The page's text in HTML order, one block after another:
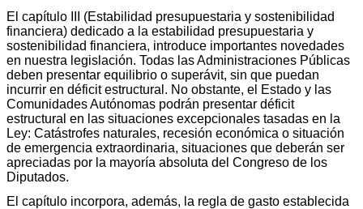
El capítulo III (Estabilidad presupuestaria y sostenibilidad
financiera) dedicado a la estabilidad presupuestaria y
sostenibilidad financiera, introduce importantes novedades
en nuestra legislación. Todas las Administraciones Públicas
deben presentar equilibrio o superávit, sin que puedan
incurrir en déficit estructural. No obstante, el Estado y las
Comunidades Autónomas podrán presentar déficit
estructural en las situaciones excepcionales tasadas en la
Ley: Catástrofes naturales, recesión económica o situación
de emergencia extraordinaria, situaciones que deberán ser
apreciadas por la mayoría absoluta del Congreso de los
Diputados.
El capítulo incorpora, además, la regla de gasto establecida